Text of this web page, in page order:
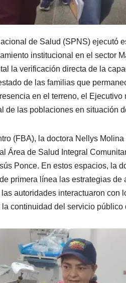
de Salud (SPNS) ejecutó
institucional en el sector
la verificación directa de la
de las familias que
en el terreno, el Ejecutivo
de las poblaciones en situación
(FBA), la doctora Nellys
Área de Salud Integral
Ponce. En estos espacios, la
primera línea las estrategias
autoridades interactuaron con
continuidad del servicio público